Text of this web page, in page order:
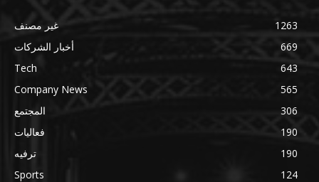
غير مصنف
1263
أخبار الشركات
669
Tech
643
Company News
565
المجتمع
306
فعاليات
190
ترفيه
190
Sports
124